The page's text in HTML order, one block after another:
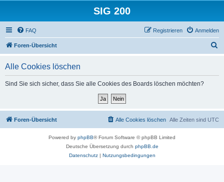
SIG 200
FAQ Anmelden
Registrieren
Foren-Übersicht
Alle Cookies löschen
Sind Sie sich sicher, dass Sie alle Cookies des Boards löschen möchten?
Foren-Übersicht Alle Zeiten sind UTC
Alle Cookies löschen
Powered by phpBB® Forum Software © phpBB Limited
Deutsche Übersetzung durch phpBB.de
Datenschutz| Nutzungsbedingungen